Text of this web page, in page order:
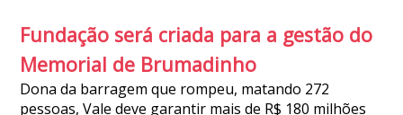
Fundação será criada para a gestão do
Memorial de Brumadinho
Dona da barragem que rompeu, matando 272
pessoas, Vale deve garantir mais de R$ 180 milhões